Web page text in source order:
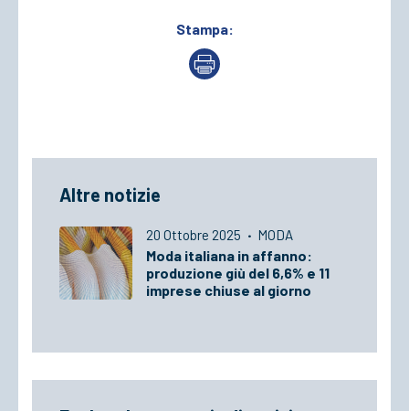
Stampa:
Altre notizie
20 Ottobre 2025 · MODA
Moda italiana in affanno:
produzione giù del 6,6% e 11
imprese chiuse al giorno